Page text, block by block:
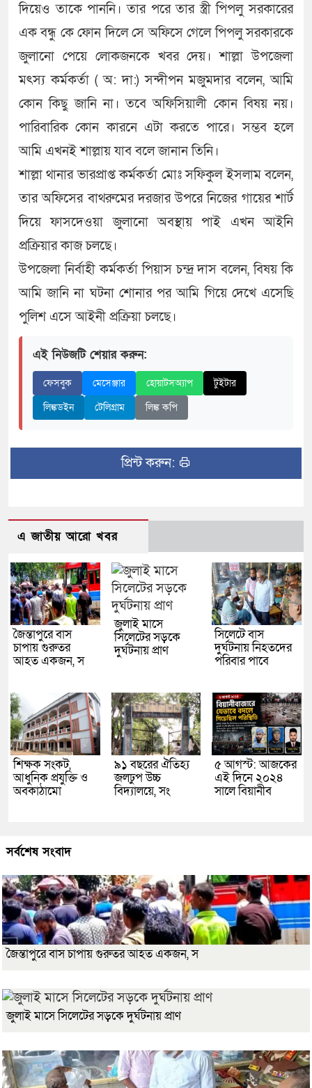
দিয়েও তাকে পাননি। তার পরে তার স্ত্রী পিপলু সরকারের
এক বন্ধু কে ফোন দিলে সে অফিসে গেলে পিপলু সরকারকে
জুলানো পেয়ে লোকজনকে খবর দেয়। শাল্লা উপজেলা
মৎস্য কর্মকর্তা ( অ: দা:) সন্দীপন মজুমদার বলেন, আমি
কোন কিছু জানি না। তবে অফিসিয়ালী কোন বিষয় নয়।
পারিবারিক কোন কারনে এটা করতে পারে। সম্ভব হলে
আমি এখনই শাল্লায় যাব বলে জানান তিনি।
শাল্লা থানার ভারপ্রাপ্ত কর্মকর্তা মোঃ সফিকুল ইসলাম বলেন,
তার অফিসের বাথরুমের দরজার উপরে নিজের গায়ের শার্ট
দিয়ে ফাসদেওয়া জুলানো অবস্থায় পাই এখন আইনি
প্রক্রিয়ার কাজ চলছে।
উপজেলা নির্বাহী কর্মকর্তা পিয়াস চন্দ্র দাস বলেন, বিষয় কি
আমি জানি না ঘটনা শোনার পর আমি গিয়ে দেখে এসেছি
পুলিশ এসে আইনী প্রক্রিয়া চলছে।
এই নিউজটি শেয়ার করুন:
ফেসবুক মেসেঞ্জার হোয়াটসঅ্যাপ
টুইটার
লিঙ্কডইন
টেলিগ্রাম লিঙ্ক কপি
প্রিন্ট করুন:
এ জাতীয় আরো খবর
জৈন্তাপুরে বাস
চাপায় গুরুতর
আহত একজন, স
জুলাই মাসে
সিলেটের সড়কে
দুর্ঘটনায় প্রাণ
সিলেটে বাস
দুর্ঘটনায় নিহতদের
পরিবার পাবে
শিক্ষক সংকট,
আধুনিক প্রযুক্তি ও
অবকাঠামো
৯১ বছরের ঐতিহ্য
জলঢুপ উচ্চ
বিদ্যালয়ে, সং
৫ আগস্ট: আজকের
এই দিনে ২০২৪
সালে বিয়ানীব
সর্বশেষ সংবাদ
জৈন্তাপুরে বাস চাপায় গুরুতর আহত একজন, স
জুলাই মাসে সিলেটের সড়কে দুর্ঘটনায় প্রাণ